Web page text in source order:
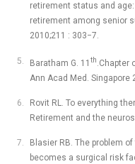
retirement status and
retirement among senior
2010;211 : 303−7.
Baratham G. 11 th .Chapter
Ann Acad Med. Singapore
Rovit RL. To everything
Retirement and the
Blasier RB. The problem
becomes a surgical risk